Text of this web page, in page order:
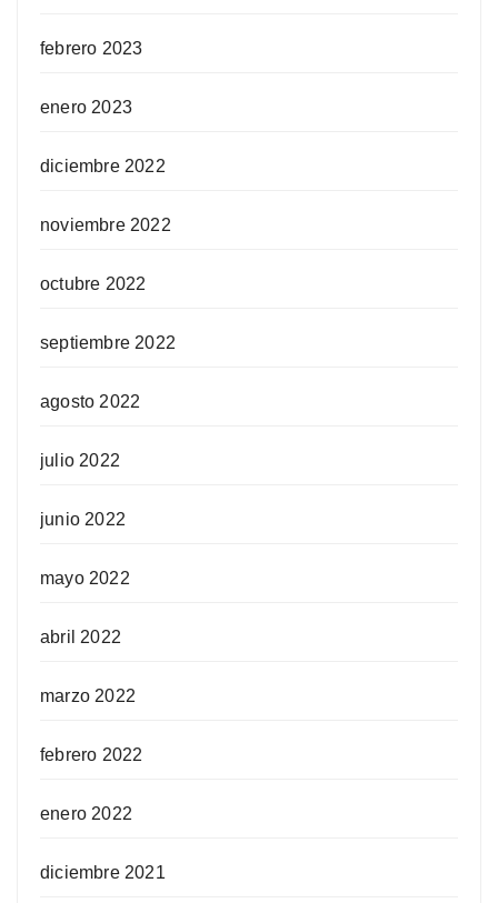
febrero 2023
enero 2023
diciembre 2022
noviembre 2022
octubre 2022
septiembre 2022
agosto 2022
julio 2022
junio 2022
mayo 2022
abril 2022
marzo 2022
febrero 2022
enero 2022
diciembre 2021